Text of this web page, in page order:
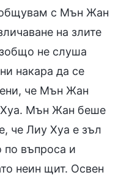
общувам с Мън Жан
на злите
не слуша
накара да се
че Мън Жан
Хуа. Мън Жан беше
че Лиу Хуа е зъл
по въпроса и
неин щит. Освен